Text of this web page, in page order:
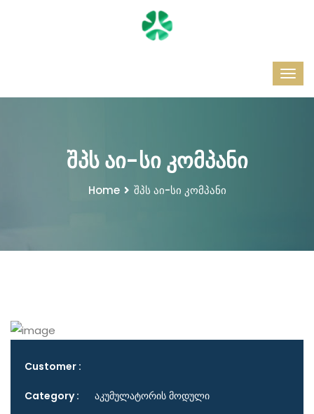
შპს აი-სი კომპანი
Home შპს აი-სი კომპანი
Customer :
Category : აკუმულატორის მოდული